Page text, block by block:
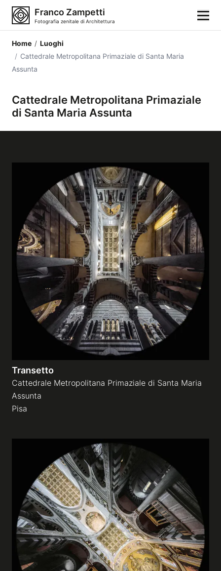
Franco Zampetti
Fotografia zenitale di Architettura
Home
Categorie di edifici
Stili architettonici
Elementi architettonici
Architetti e autori
Gallerie a tema
Sequenze
Mostre
News
Home / Luoghi
/ Cattedrale Metropolitana Primaziale di Santa Maria
Assunta
Cattedrale Metropolitana Primaziale
di Santa Maria Assunta
Transetto
Cattedrale Metropolitana Primaziale di Santa Maria
Assunta
Pisa